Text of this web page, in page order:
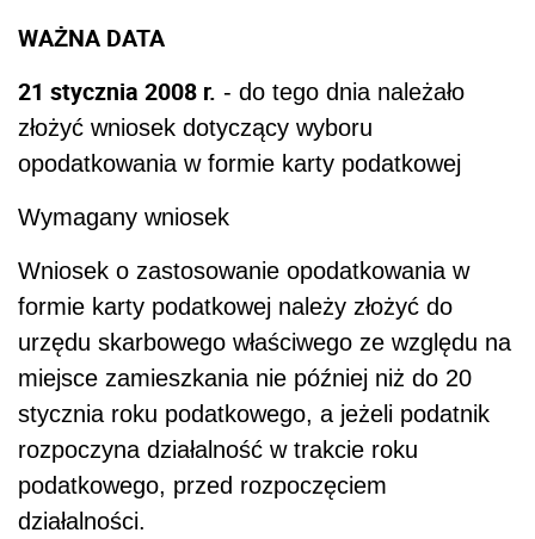
WAŻNA DATA
21 stycznia 2008 r. - do tego dnia należało
złożyć wniosek dotyczący wyboru
opodatkowania w formie karty podatkowej
Wymagany wniosek
Wniosek o zastosowanie opodatkowania w
formie karty podatkowej należy złożyć do
urzędu skarbowego właściwego ze względu na
miejsce zamieszkania nie później niż do 20
stycznia roku podatkowego, a jeżeli podatnik
rozpoczyna działalność w trakcie roku
podatkowego, przed rozpoczęciem
działalności.